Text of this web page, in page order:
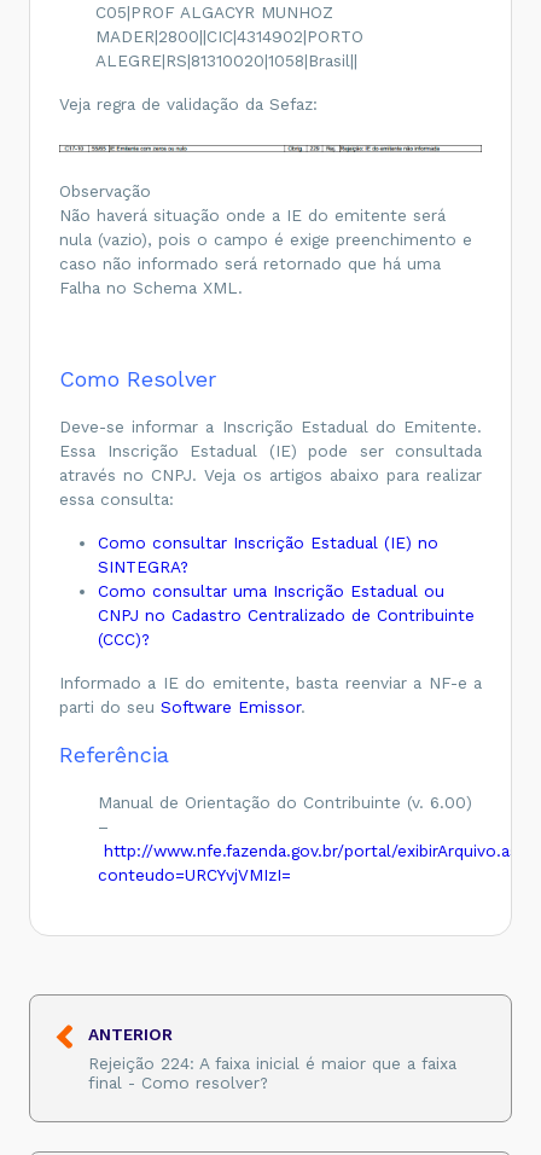
C05|PROF ALGACYR MUNHOZ
MADER|2800||CIC|4314902|PORTO
ALEGRE|RS|81310020|1058|Brasil||
Veja regra de validação da Sefaz:
Observação
Não haverá situação onde a IE do emitente será
nula (vazio), pois o campo é exige preenchimento e
caso não informado será retornado que há uma
Falha no Schema XML.
Como Resolver
Deve-se informar a Inscrição Estadual do Emitente.
Essa Inscrição Estadual (IE) pode ser consultada
através no CNPJ. Veja os artigos abaixo para realizar
essa consulta:
Como consultar Inscrição Estadual (IE) no
SINTEGRA?
Como consultar uma Inscrição Estadual ou
CNPJ no Cadastro Centralizado de Contribuinte
(CCC)?
Informado a IE do emitente, basta reenviar a NF-e a
parti do seu Software Emissor.
Referência
Manual de Orientação do Contribuinte (v. 6.00)
–
http://www.nfe.fazenda.gov.br/portal/
conteudo=URCYvjVMIzI=
ANTERIOR
Rejeição 224: A faixa inicial é maior que a faixa
final - Como resolver?